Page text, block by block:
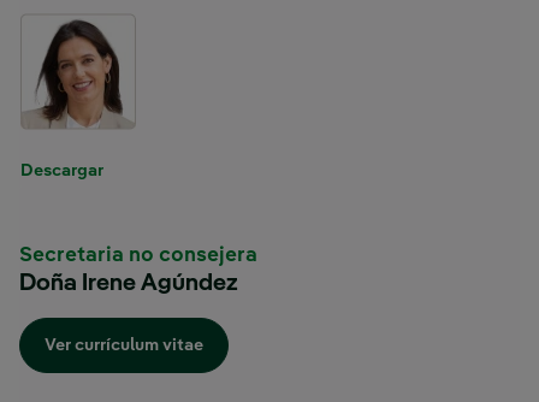
DescargarEnlace externo, se abre en ventana nueva.
Secretaria no consejera
Doña Irene Agúndez
Ver currículum vitaeEnlace externo, se abre en ventana nueva.